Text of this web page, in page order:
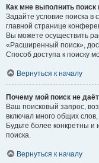
Как мне выполнить
Задайте условие поиска
главной странице
Вы можете осуществить
«Расширенный поиск»,
Способ доступа к поиску
Вернуться к началу
Почему мой поиск не
Ваш поисковый запрос,
включал много общих
Будьте более конкретны
поиска.
Вернуться к началу